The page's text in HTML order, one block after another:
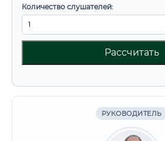
Количество слушателей:
Рассчитать
РУКОВОДИТЕЛЬ